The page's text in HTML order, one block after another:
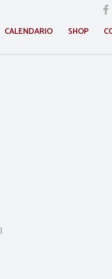
CALENDARIO SHOP